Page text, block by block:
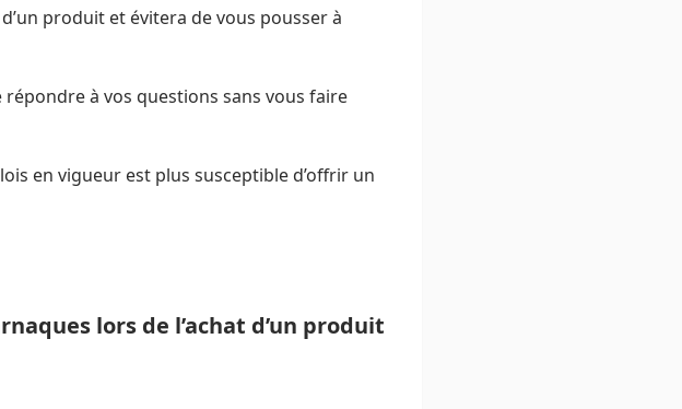
produit et évitera de vous pousser à
à vos questions sans vous faire
en vigueur est plus susceptible d’offrir un
lors de l’achat d’un produit